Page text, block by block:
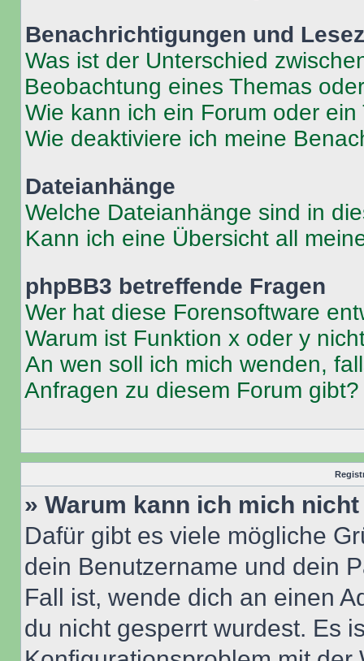
Benachrichtigungen und
Was ist der Unterschied
Beobachtung eines Themas
Wie kann ich ein Forum oder
Wie deaktiviere ich meine
Dateianhänge
Welche Dateianhänge sind in
Kann ich eine Übersicht all
phpBB3 betreffende Fragen
Wer hat diese Forensoftware
Warum ist Funktion x oder y
An wen soll ich mich wenden,
Anfragen zu diesem Forum gibt?
» Warum kann ich mich
Dafür gibt es viele mögliche
dein Benutzername und dein
Fall ist, wende dich an einen
du nicht gesperrt wurdest. Es